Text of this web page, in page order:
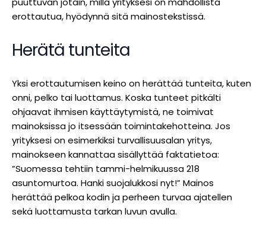
erottautua, hyödynnä sitä mainostekstissä.
Herätä tunteita
Yksi erottautumisen keino on herättää tunteita, kuten
onni, pelko tai luottamus. Koska tunteet pitkälti
ohjaavat ihmisen käyttäytymistä, ne toimivat
mainoksissa jo itsessään toimintakehotteina. Jos
yrityksesi on esimerkiksi turvallisuusalan yritys,
mainokseen kannattaa sisällyttää faktatietoa:
”Suomessa tehtiin tammi-helmikuussa 218
asuntomurtoa. Hanki suojalukkosi nyt!” Mainos
herättää pelkoa kodin ja perheen turvaa ajatellen
sekä luottamusta tarkan luvun avulla.